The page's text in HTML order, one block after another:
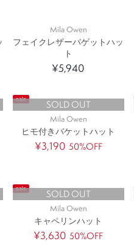
Mila Owen
フェイクレザーバゲットハッ
ト
¥5,940
sale SOLD OUT
Mila Owen
ヒモ付きバケットハット
¥3,190 50%OFF
sale SOLD OUT
Mila Owen
キャペリンハット
¥3,630 50%OFF